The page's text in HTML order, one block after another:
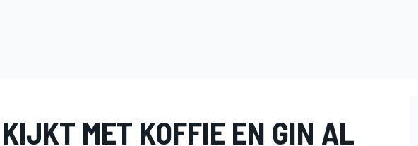
MET KOFFIE EN GIN AL